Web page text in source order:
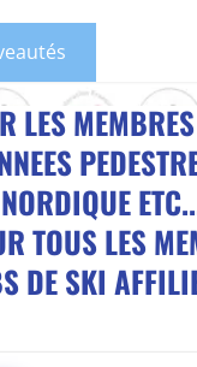
NORDIQUE
TOUS LES
DE SKI